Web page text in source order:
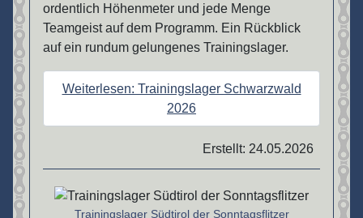
ordentlich Höhenmeter und jede Menge
Teamgeist auf dem Programm. Ein Rückblick
auf ein rundum gelungenes Trainingslager.
Weiterlesen: Trainingslager Schwarzwald
2026
Erstellt: 24.05.2026
Details
Trainingslager Südtirol der Sonntagsflitzer